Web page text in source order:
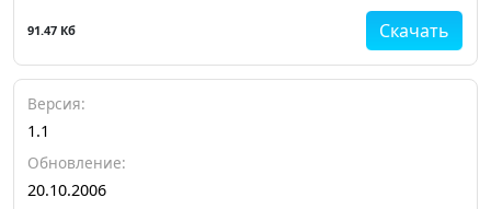
Скачать
91.47 Кб
Версия:
1.1
Обновление:
20.10.2006